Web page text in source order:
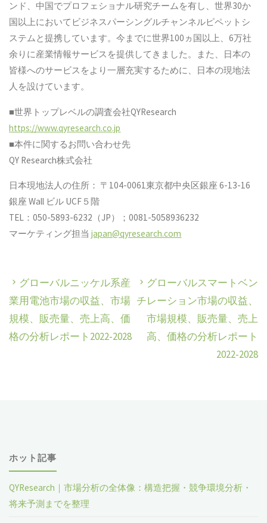
ンド、中国でプロフェショナル研究チームを有し、世界30か
国以上においてビジネスパーシングルチャンネルピペットシ
ステムと提携しています。今までに世界100ヵ国以上、6万社
余りに産業情報サービスを提供してきました。また、日本の
皆様へのサービスをより一層充実するために、日本の現地法
人を設けています。
■世界トップレベルの調査会社QYResearch
https://www.qyresearch.co.jp
■本件に関するお問い合わせ先
QY Research株式会社
日本現地法人の住所： 〒104-0061東京都中央区銀座 6-13-16
銀座 Wall ビル UCF５階
TEL：050-5893-6232（JP）；0081-5058936232
マーケティング担当japan@qyresearch.com
グローバルニッケル系産
業用電池市場の収益、市場
規模、販売量、売上高、価
格の分析レポート2022-2028
グローバルスマートベン
チレーション市場の収益、
市場規模、販売量、売上
高、価格の分析レポート
2022-2028
ホット記事
QYResearch｜市場分析の全体像：構造把握・競争環境分析・
将来予測までを整理